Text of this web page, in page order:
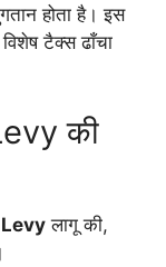
होता है। इस
टैक्स ढाँचा
की
लागू की,